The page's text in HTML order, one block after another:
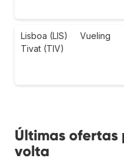
Lisboa (LIS)
Tivat (TIV)
Vueling
Últimas
volta